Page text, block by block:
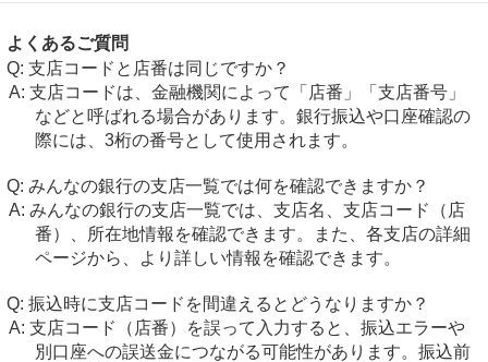
よくあるご質問
支店コードと店番は同じですか？
支店コードは、金融機関によって「店番」「支店番号」
などと呼ばれる場合があります。銀行振込や口座確認の
際には、3桁の番号として使用されます。
みんなの銀行の支店一覧では何を確認できますか？
みんなの銀行の支店一覧では、支店名、支店コード（店
番）、所在地情報を確認できます。また、各支店の詳細
ページから、より詳しい情報を確認できます。
振込時に支店コードを間違えるとどうなりますか？
支店コード（店番）を誤って入力すると、振込エラーや
別口座への誤送金につながる可能性があります。振込前